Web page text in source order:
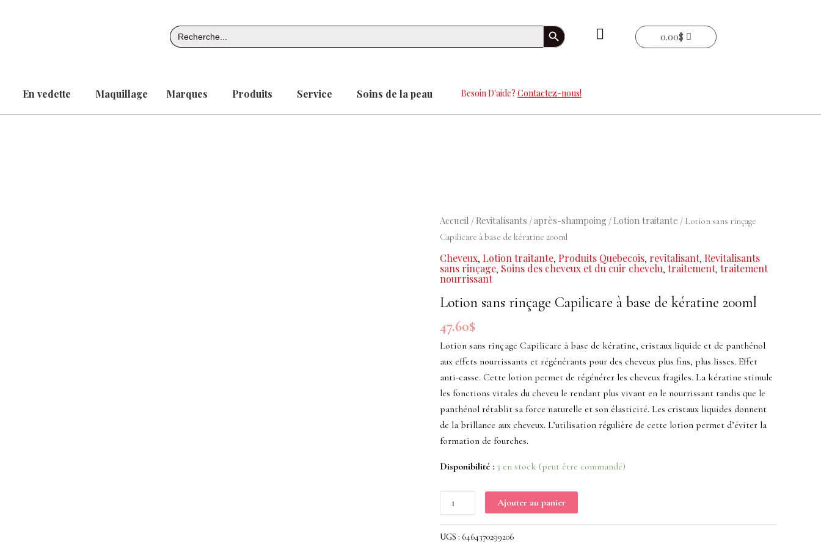
Search
for:
Search Button
0.00$
En vedette Maquillage Marques Produits Service Soins de la peau Besoin D'aide? Contactez-nous!
Accueil / Revitalisants /après-shampoing / Lotion traitante / Lotion sans rinçage
Capilicare à base de kératine 200ml
Cheveux, Lotion traitante, Produits Quebecois, revitalisant, Revitalisants
sans rinçage, Soins des cheveux et du cuir chevelu, traitement, traitement
nourrissant
Lotion sans rinçage Capilicare à base de kératine 200ml
47.60$
Lotion sans rinçage Capilicare à base de kératine, cristaux liquide et de panthénol
aux effets nourrissants et régénérants pour des cheveux plus fins, plus lisses. Effet
anti-casse. Cette lotion permet de régénérer les cheveux fragiles. La kératine stimule
les fonctions vitales du cheveu le rendant plus vivant en le nourrissant tandis que le
panthénol rétablit sa force naturelle et son élasticité. Les cristaux liquides donnent
de la brillance aux cheveux. L’utilisation régulière de cette lotion permet d’éviter la
formation de fourches.
Disponibilité : 3 en stock (peut être commandé)
quantité
de
Lotion
sans
rinçage
Capilicare
base
de
kératine
200ml
Ajouter au panier
UGS : 6464370299206